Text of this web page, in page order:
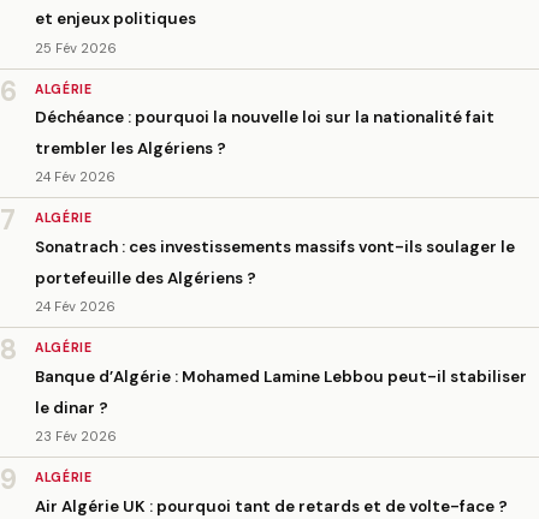
et enjeux politiques
25 Fév 2026
6 ALGÉRIE
Déchéance : pourquoi la nouvelle loi sur la nationalité fait
trembler les Algériens ?
24 Fév 2026
7 ALGÉRIE
Sonatrach : ces investissements massifs vont-ils soulager le
portefeuille des Algériens ?
24 Fév 2026
8 ALGÉRIE
Banque d’Algérie : Mohamed Lamine Lebbou peut-il stabiliser
le dinar ?
23 Fév 2026
9 ALGÉRIE
Air Algérie UK : pourquoi tant de retards et de volte-face ?